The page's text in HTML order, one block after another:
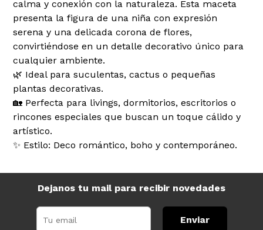
calma y conexión con la naturaleza. Esta maceta
presenta la figura de una niña con expresión
serena y una delicada corona de flores,
convirtiéndose en un detalle decorativo único para
cualquier ambiente.
🌿 Ideal para suculentas, cactus o pequeñas
plantas decorativas.
🏡 Perfecta para livings, dormitorios, escritorios o
rincones especiales que buscan un toque cálido y
artístico.
✨ Estilo: Deco romántico, boho y contemporáneo.
Dejanos tu mail para recibir novedades
Enviar